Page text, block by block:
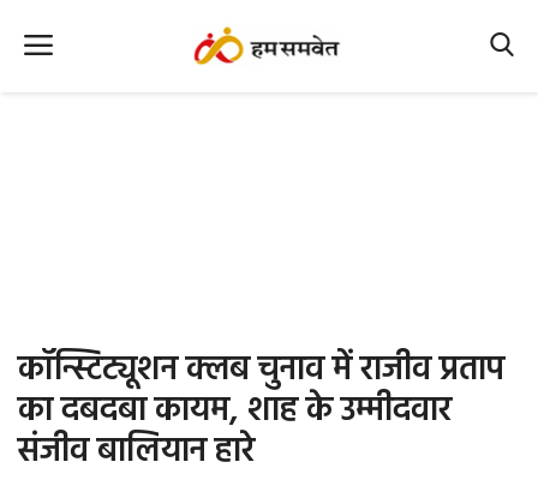
Office Office
Political Gossips
कॉन्स्टिट्यूशन क्लब चुनाव में राजीव प्रताप
का दबदबा कायम, शाह के उम्मीदवार
संजीव बालियान हारे